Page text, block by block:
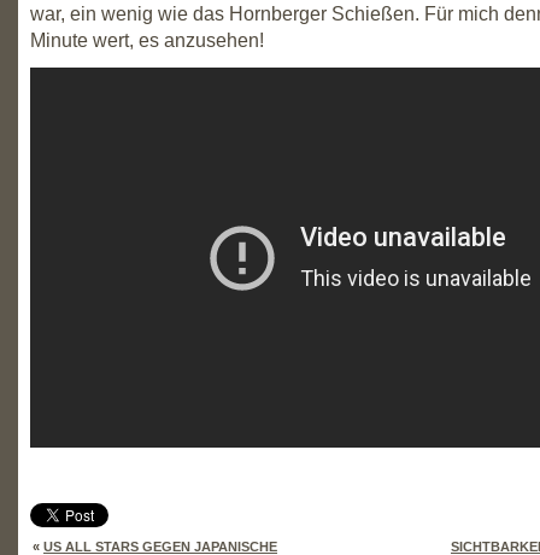
war, ein wenig wie das Hornberger Schießen. Für mich
Minute wert, es anzusehen!
« US ALL STARS GEGEN JAPANISCHE